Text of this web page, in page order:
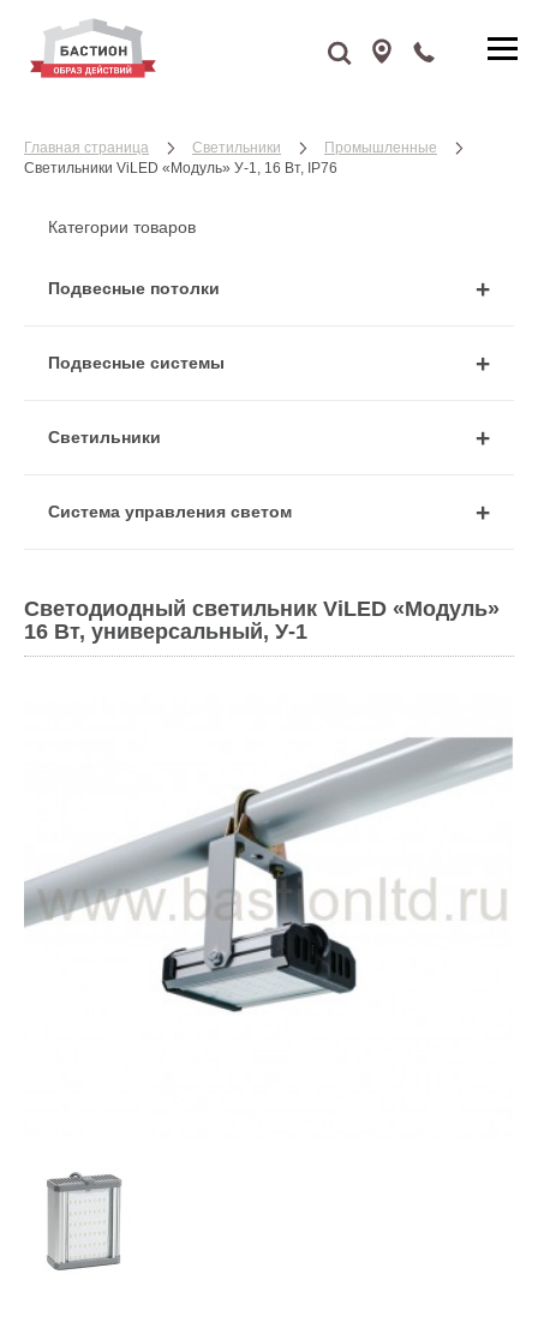
Главная страница Cветильники
Промышленные
Светильники ViLED «Модуль» У-1, 16 Вт, IP76
Категории товаров
Подвесные потолки
Подвесные системы
Cветильники
Система управления светом
Светодиодный светильник ViLED «Модуль»
16 Вт, универсальный, У-1